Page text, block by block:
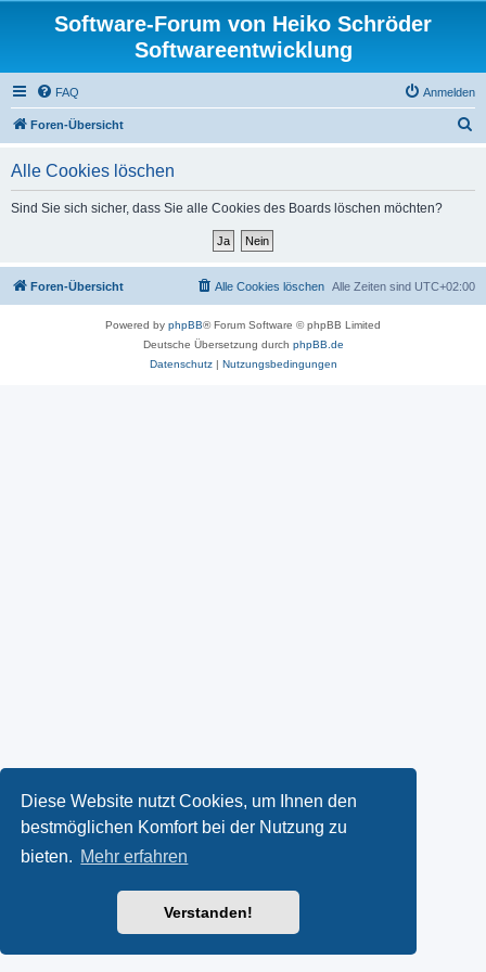
Diese Website nutzt Cookies, um Ihnen den
bestmöglichen Komfort bei der Nutzung zu
bieten. Mehr erfahren
Verstanden!
Software-Forum von Heiko Schröder
Softwareentwicklung
FAQ Anmelden
Foren-Übersicht
Alle Cookies löschen
Sind Sie sich sicher, dass Sie alle Cookies des Boards löschen möchten?
Foren-Übersicht Alle Zeiten sind UTC+02:00
Alle Cookies löschen
Powered by phpBB® Forum Software © phpBB Limited
Deutsche Übersetzung durch phpBB.de
Datenschutz| Nutzungsbedingungen